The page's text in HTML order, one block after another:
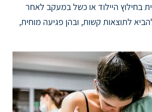
בחילוץ היילוד או כשל במעקב לאחר
לתוצאות קשות, ובהן פגיעה מוחית,